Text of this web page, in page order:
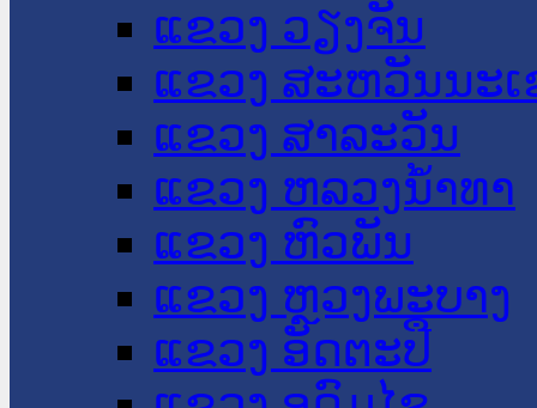
ແຂວງ ວຽງຈັນ
ແຂວງ ສະຫວັນນະ
ແຂວງ ສາລະວັນ
ແຂວງ ຫລວງນໍ້າທາ
ແຂວງ ຫົວພັນ
ແຂວງ ຫຼວງພະບາງ
ແຂວງ ອັດຕະປື